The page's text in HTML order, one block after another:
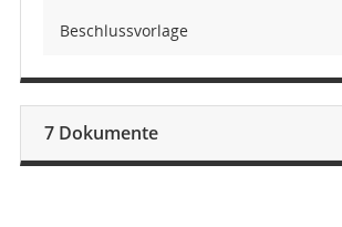
Beschlussvorlage
7 Dokumente